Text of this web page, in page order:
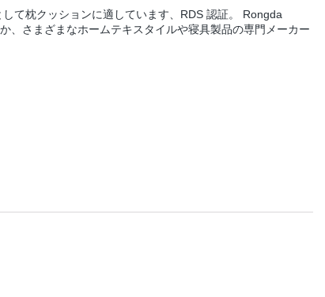
て枕クッションに適しています、RDS 認証。 Rongda
、さまざまなホームテキスタイルや寝具製品の専門メーカー